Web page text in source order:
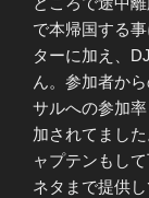
で本帰国する
ターに加え、
ん。参加者か
サルへの参加
加されてまし
ャプテンもし
ネタまで提供